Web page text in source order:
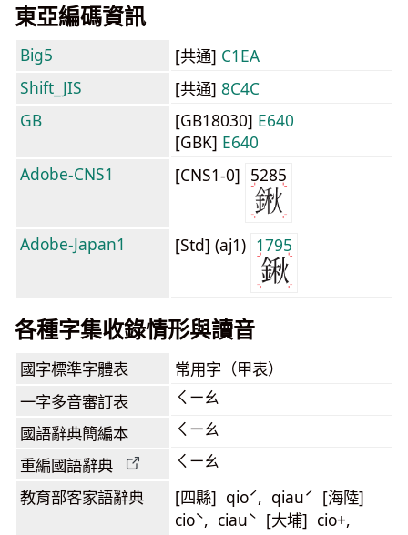
東亞編碼資訊
Big5 [共通] C1EA
Shift_JIS
[共通] 8C4C
GB
[GB18030] E640
[GBK] E640
Adobe-CNS1
[CNS1-0] 5285
Adobe-Japan1 [Std] (aj1) 1795
各種字集收錄情形與讀音
國字標準字體表 常用字（甲表）
一字多音審訂表 ㄑㄧㄠ
國語辭典簡編本 ㄑㄧㄠ
重編國語辭典 ㄑㄧㄠ
教育部客家語辭典
[四縣] qioˊ, qiauˊ [海陸]
cioˋ, ciauˋ [大埔] cio+,